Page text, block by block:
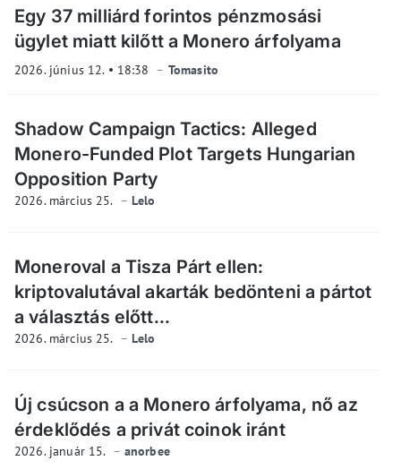
Egy 37 milliárd forintos pénzmosási
ügylet miatt kilőtt a Monero árfolyama
2026. június 12. 18:38 Tomasito
Shadow Campaign Tactics: Alleged
Monero-Funded Plot Targets Hungarian
Opposition Party
2026. március 25. Lelo
Moneroval a Tisza Párt ellen:
kriptovalutával akarták bedönteni a pártot
a választás előtt...
2026. március 25. Lelo
Új csúcson a a Monero árfolyama, nő az
érdeklődés a privát coinok iránt
2026. január 15. anorbee